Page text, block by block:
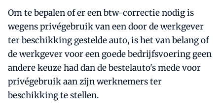
Om te bepalen of er een btw-correctie nodig is
wegens privégebruik van een door de werkgever
ter beschikking gestelde auto, is het van belang of
de werkgever voor een goede bedrijfsvoering geen
andere keuze had dan de bestelauto's mede voor
privégebruik aan zijn werknemers ter
beschikking te stellen.